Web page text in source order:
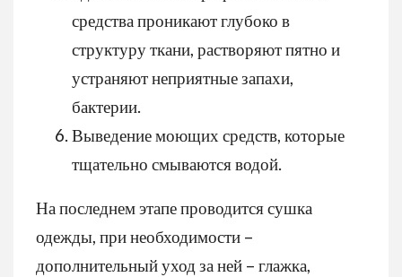
средства проникают глубоко в
структуру ткани, растворяют пятно и
устраняют неприятные запахи,
бактерии.
Выведение моющих средств, которые
тщательно смываются водой.
На последнем этапе проводится сушка
одежды, при необходимости –
дополнительный уход за ней – глажка,